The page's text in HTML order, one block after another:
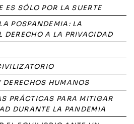
ES SÓLO POR LA SUERTE
POSPANDEMIA: LA
DERECHO A LA PRIVACIDAD
HUMANOS
PRÁCTICAS PARA MITIGAR
DURANTE LA PANDEMIA